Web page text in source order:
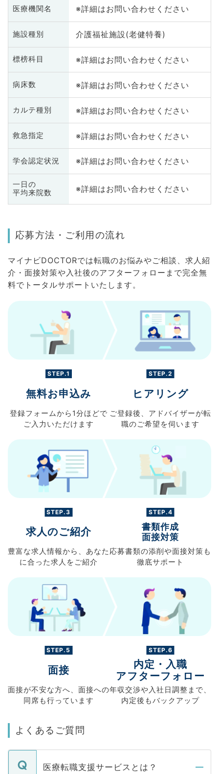
医療機関名 ※詳細はお問い合わせください
施設種別 介護福祉施設(老健特養)
標榜科目 ※詳細はお問い合わせください
病床数 ※詳細はお問い合わせください
カルテ種別 ※詳細はお問い合わせください
救急指定 ※詳細はお問い合わせください
学会認定状況 ※詳細はお問い合わせください
一日の
平均来院数
※詳細はお問い合わせください
応募方法・ご利用の流れ
マイナビDOCTORでは転職のお悩みやご相談、求人紹
介・面接対策や入社後のアフターフォローまで完全無
料でトータルサポートいたします。
STEP.1
無料お申込み
登録フォームから 1分ほどで
ご入力 いただけます
STEP.2
ヒアリング
ご登録後、 アドバイザーが転
職のご希望を伺います
STEP.3
求人のご紹介
豊富な求人情報から、 あなた
に合った求人を ご紹介
STEP.4
書類作成
面接対策
応募書類の添削や面接対策も
徹底サポート
STEP.5
面接
面接が不安な方へ、 面接への
同席も行っています
STEP.6
内定・入職
アフターフォロー
年収交渉や入社日調整まで、
内定後もバックアップ
よくあるご質問
医療転職支援サービスとは？